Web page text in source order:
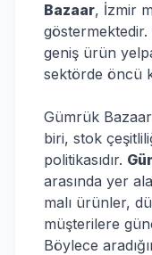
Bazaar, İzmir
geniş ürün
sektörde öncü
Gümrük
biri, stok
politikasıdır.
arasında yer
malı ürünler,
müşterilere
Böylece